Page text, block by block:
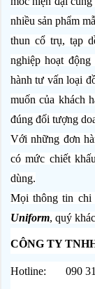
nhiều sản phẩm
thun cổ trụ, tạp
nghiệp hoạt
hành tư vấn loại
muốn của khách
đúng đối tượng
Với những đơn
có mức chiết
dùng.
Mọi thông tin
Uniform, quý
CÔNG TY
Hotline:       090